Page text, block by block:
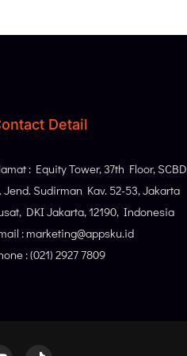
Detail
: Equity Tower, 37th Floor, SCBD
Jend. Sudirman Kav. 52-53, Jakarta
DKI Jakarta, 12190, Indonesia
: marketing@appsku.id
: (021) 2927 7809